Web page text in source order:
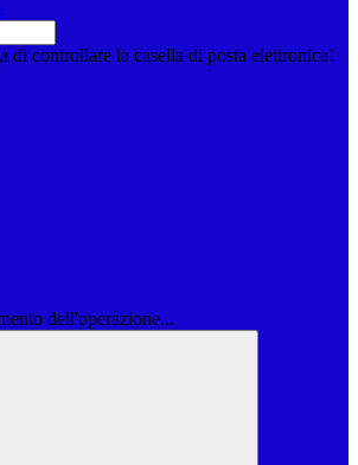
di controllare la casella di posta elettronica!
dell'operazione...